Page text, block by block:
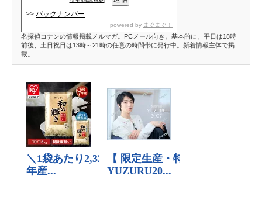
>> バックナンバー
powered by まぐまぐ！
名探偵コナンの情報掲載メルマガ。PCメール向き。基本的に、平日は18時
前後、土日祝日は13時～21時の任意の時間帯に発行中。新着情報主体で掲
載。